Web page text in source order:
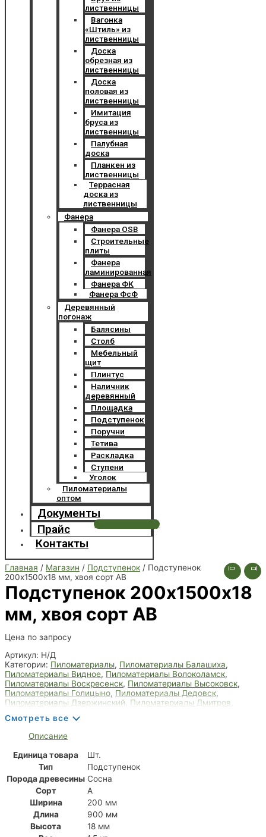
лиственницы
Вагонка
«Штиль» из
лиственницы
Доска
обрезная из
лиственницы
Доска
половая из
лиственницы
Имитация
бруса из
лиственницы
Палубная
доска
Планкен из
лиственницы
Террасная
доска из
лиственницы
Фанера
Фанера OSB
Строительные
плиты
Фанера
ламинированная
Фанера ФК
Фанера ФсФ
Деревянный
погонаж
Балясины
Столб
Мебельный
щит
Плинтус
Наличник
деревянный
Площадка
Подступенок
Поручни
Тетива
Раскладка
Ступени
Уголок
Пиломатериалы
оптом
Документы
Прайс
Контакты
Оставить заявку
Главная / Магазин / Подступенок / Подступенок
200х1500х18 мм, хвоя сорт АВ
Подступенок 200х1500х18
мм, хвоя сорт АВ
Цена по запросу
Артикул: Н/Д
Категории: Пиломатериалы, Пиломатериалы Балашиха,
Пиломатериалы Видное, Пиломатериалы Волоколамск,
Пиломатериалы Воскресенск, Пиломатериалы Высоковск,
Пиломатериалы Голицыно, Пиломатериалы Дедовск,
Пиломатериалы Дзержинский
Пиломатериалы Дмитров
Пиломатериалы Дрезна
Пиломатериалы Егорьевск
Пиломатериалы Зарайск
Пиломатериалы Ивантеевка
Пиломатериалы Лобня ,
Пиломатериалы Пушкино,Пиломатериалы Фрязино
Пиломатериалы Химки,Пиломатериалы Щёлково
Смотреть все
Описание
Единица товара
Шт.
Тип
Подступенок
Порода древесины Сосна
Сорт
А
Ширина
200 мм
Длина
900 мм
Высота
18 мм